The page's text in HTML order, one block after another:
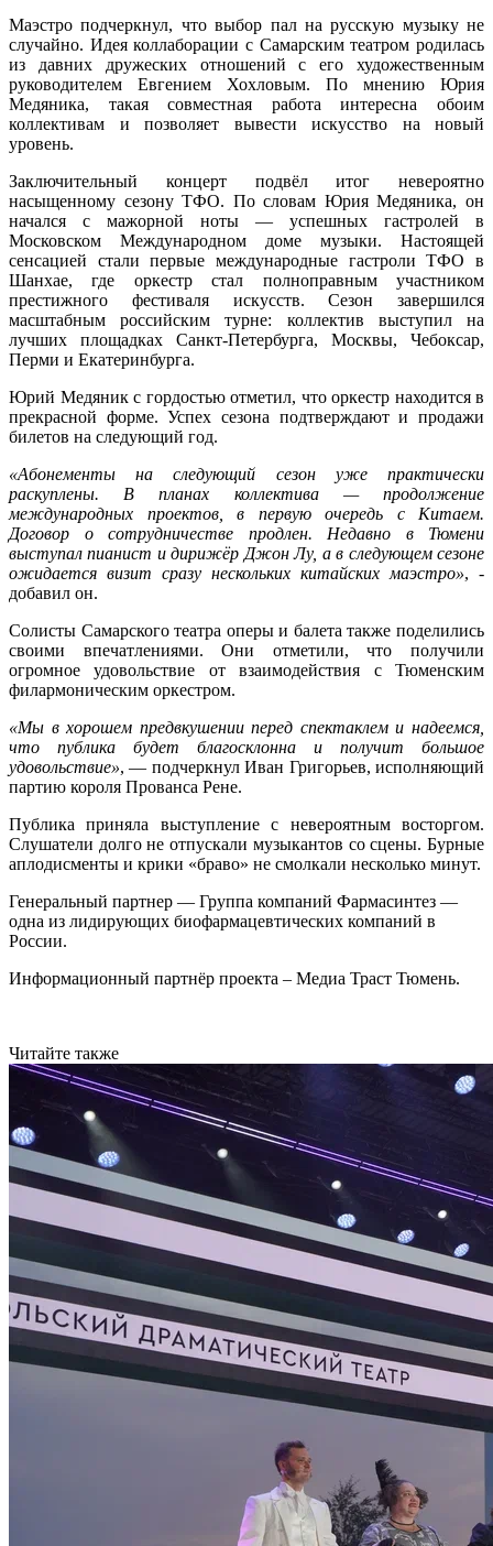
Маэстро подчеркнул, что выбор пал на русскую музыку не
случайно. Идея коллаборации с Самарским театром родилась
из давних дружеских отношений с его художественным
руководителем Евгением Хохловым. По мнению Юрия
Медяника, такая совместная работа интересна обоим
коллективам и позволяет вывести искусство на новый
уровень.
Заключительный концерт подвёл итог невероятно
насыщенному сезону ТФО. По словам Юрия Медяника, он
начался с мажорной ноты — успешных гастролей в
Московском Международном доме музыки. Настоящей
сенсацией стали первые международные гастроли ТФО в
Шанхае, где оркестр стал полноправным участником
престижного фестиваля искусств. Сезон завершился
масштабным российским турне: коллектив выступил на
лучших площадках Санкт-Петербурга, Москвы, Чебоксар,
Перми и Екатеринбурга.
Юрий Медяник с гордостью отметил, что оркестр находится в
прекрасной форме. Успех сезона подтверждают и продажи
билетов на следующий год.
«Абонементы на следующий сезон уже практически
раскуплены. В планах коллектива — продолжение
международных проектов, в первую очередь с Китаем.
Договор о сотрудничестве продлен. Недавно в Тюмени
выступал пианист и дирижёр Джон Лу, а в следующем сезоне
ожидается визит сразу нескольких китайских маэстро», -
добавил он.
Солисты Самарского театра оперы и балета также поделились
своими впечатлениями. Они отметили, что получили
огромное удовольствие от взаимодействия с Тюменским
филармоническим оркестром.
«Мы в хорошем предвкушении перед спектаклем и надеемся,
что публика будет благосклонна и получит большое
удовольствие», — подчеркнул Иван Григорьев, исполняющий
партию короля Прованса Рене.
Публика приняла выступление с невероятным восторгом.
Слушатели долго не отпускали музыкантов со сцены. Бурные
аплодисменты и крики «браво» не смолкали несколько минут.
Генеральный партнер — Группа компаний Фармасинтез —
одна из лидирующих биофармацевтических компаний в
России.
Информационный партнёр проекта – Медиа Траст Тюмень.
Читайте также